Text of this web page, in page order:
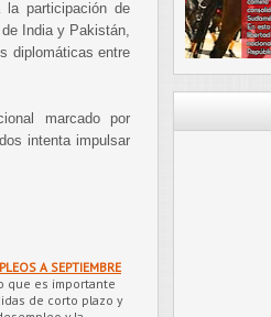
la participación de
India y Pakistán,
diplomáticas entre
marcado por
intenta impulsar
A SEPTIEMBRE
que es importante
de corto plazo y